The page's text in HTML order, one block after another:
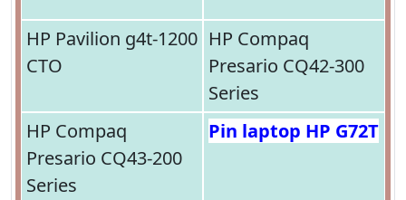
HP Pavilion g4t-1200
CTO
HP Compaq
Presario CQ42-300
Series
HP Compaq
Presario CQ43-200
Series
Pin laptop HP G72T